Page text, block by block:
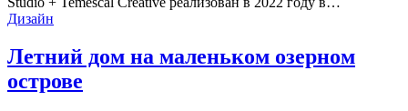
Дизайн
Летний дом на маленьком озерном
острове